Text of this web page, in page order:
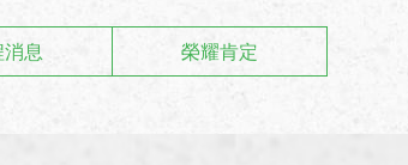
息 榮耀肯定